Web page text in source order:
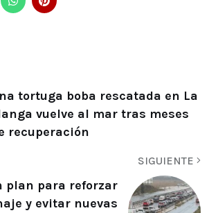
tortuga boba rescatada en La
vuelve al mar tras meses
recuperación
SIGUIENTE
plan para reforzar
y evitar nuevas